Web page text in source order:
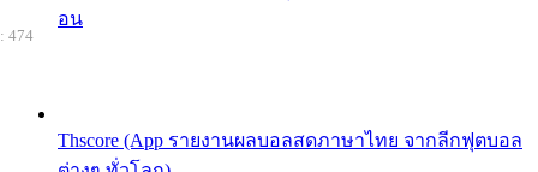
อน
Thscore (App รายงานผลบอลสดภาษาไทย จากลีกฟุตบอล
474